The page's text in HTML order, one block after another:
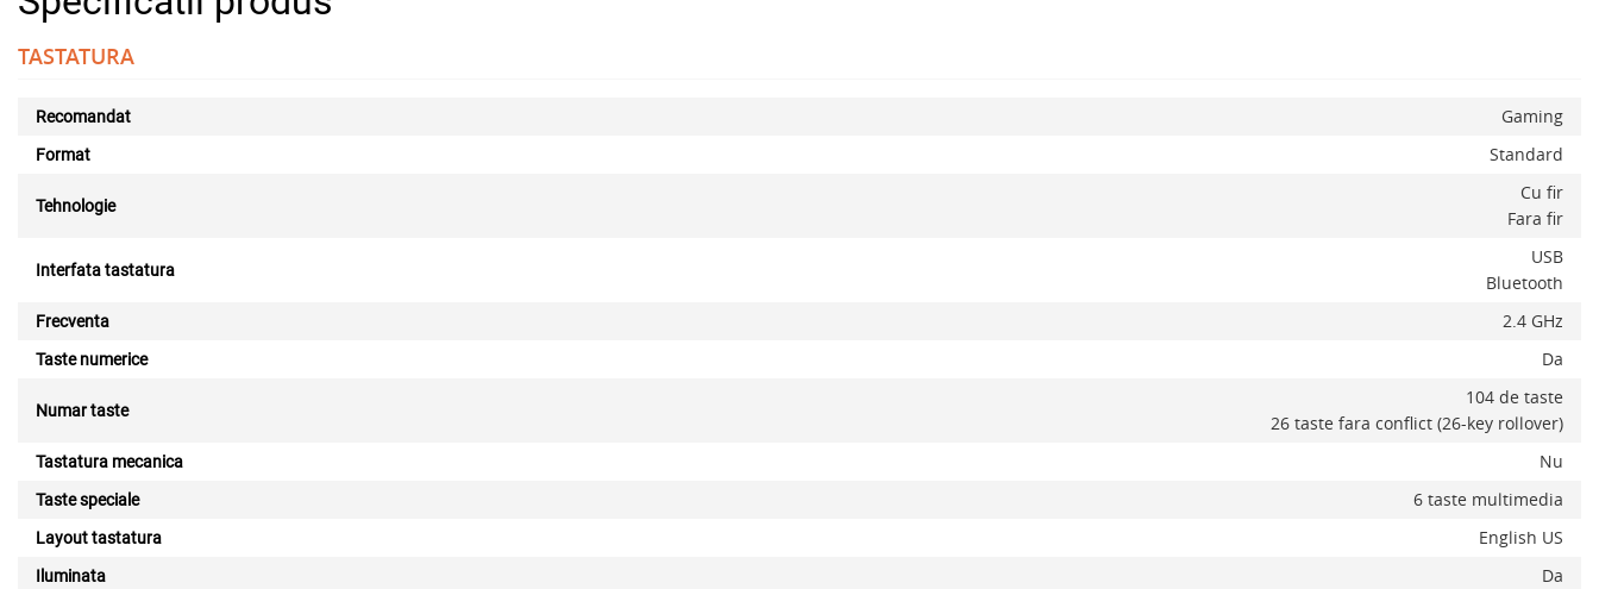
TASTATURA
Recomandat Gaming
Format Standard
Tehnologie
Cu fir
Fara fir
Interfata tastatura
USB
Bluetooth
Frecventa 2.4 GHz
Taste numerice Da
Numar taste
104 de taste
26 taste fara conflict (26-key rollover)
Tastatura mecanica Nu
Taste speciale 6 taste multimedia
Layout tastatura English US
Iluminata Da
x